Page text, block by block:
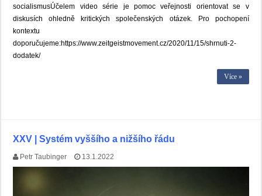
socialismusÚčelem video série je pomoc veřejnosti orientovat se v
diskusích ohledně kritických společenských otázek. Pro pochopení
kontextu
doporučujeme:https://www.zeitgeistmovement.cz/2020/11/15/shrnuti-2-
dodatek/
Více »
XXV | Systém vyššího a nižšího řádu
Petr Taubinger 13.1.2022